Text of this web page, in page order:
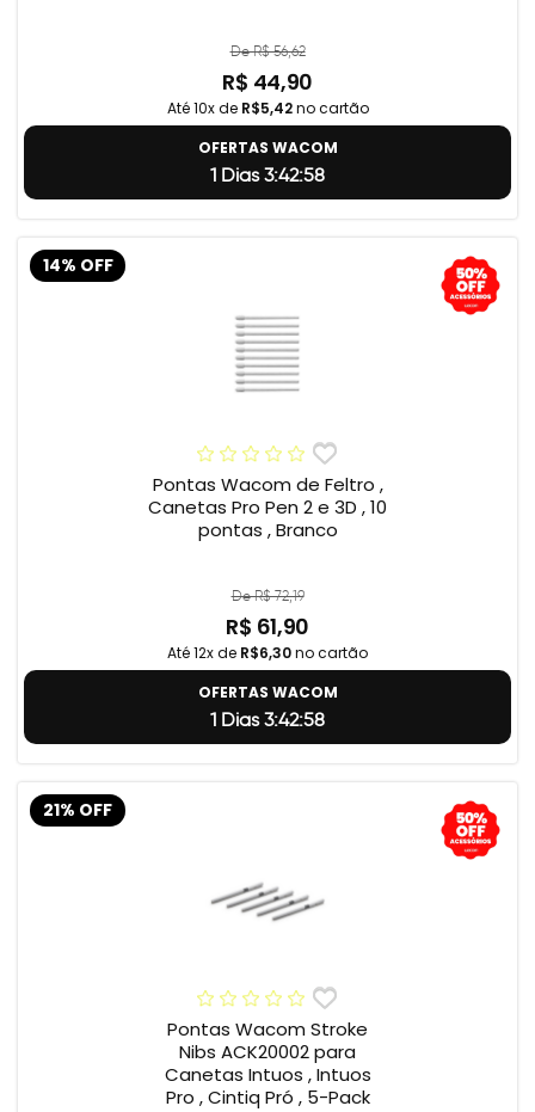
De R$ 56,62
R$ 44,90
Até 10x de R$5,42no cartão
OFERTAS WACOM
1 Dias 3:42:57
14% OFF
Pontas Wacom de Feltro ,
Canetas Pro Pen 2 e 3D , 10
pontas , Branco
De R$ 72,19
R$ 61,90
Até 12x de R$6,30no cartão
OFERTAS WACOM
1 Dias 3:42:57
21% OFF
Pontas Wacom Stroke
Nibs ACK20002 para
Canetas Intuos , Intuos
Pro , Cintiq Pró , 5-Pack